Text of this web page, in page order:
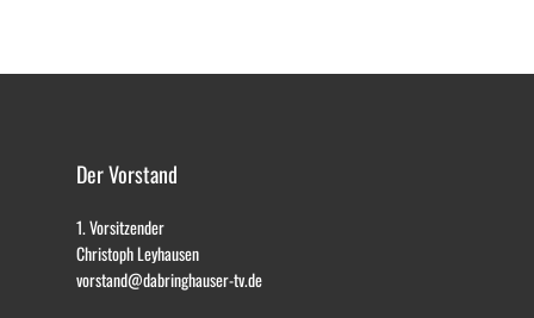
Der Vorstand
1. Vorsitzender
Christoph Leyhausen
vorstand@dabringhauser-tv.de